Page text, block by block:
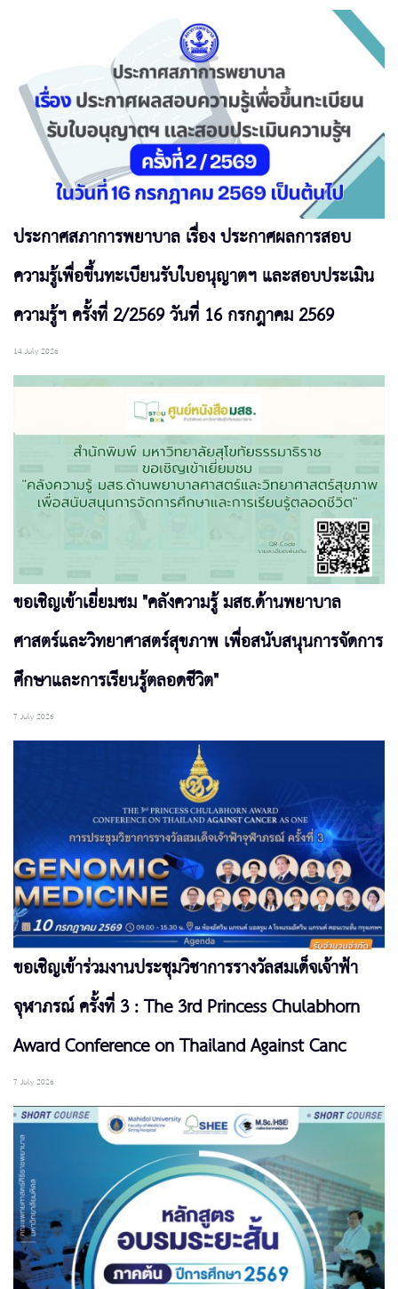
ประกาศสภาการพยาบาล เรื่อง ประกาศผลการสอบ
ความรู้เพื่อขึ้นทะเบียนรับใบอนุญาตฯ และสอบประเมิน
ความรู้ฯ ครั้งที่ 2/2569 วันที่ 16 กรกฎาคม 2569
14 July 2026
ขอเชิญเข้าเยี่ยมชม "คลังความรู้ มสธ.ด้านพยาบาล
ศาสตร์และวิทยาศาสตร์สุขภาพ เพื่อสนับสนุนการจัดการ
ศึกษาและการเรียนรู้ตลอดชีวิต"
7 July 2026
ขอเชิญเข้าร่วมงานประชุมวิชาการรางวัลสมเด็จเจ้าฟ้า
จุฬาภรณ์ ครั้งที่ 3 : The 3rd Princess Chulabhorn
Award Conference on Thailand Against Canc
7 July 2026